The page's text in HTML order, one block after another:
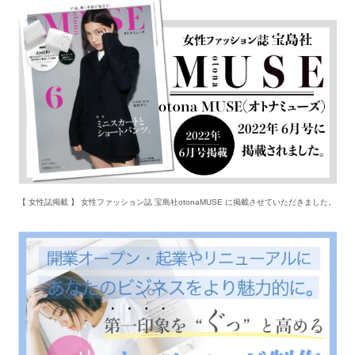
【 女性誌掲載 】 女性ファッション誌 宝島社otonaMUSE に掲載させていただきました。